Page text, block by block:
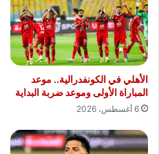
الأهلي في الكونفدرالية.. موعد
المباراة الأولى وموعد ضربة البداية
6 أغسطس، 2026